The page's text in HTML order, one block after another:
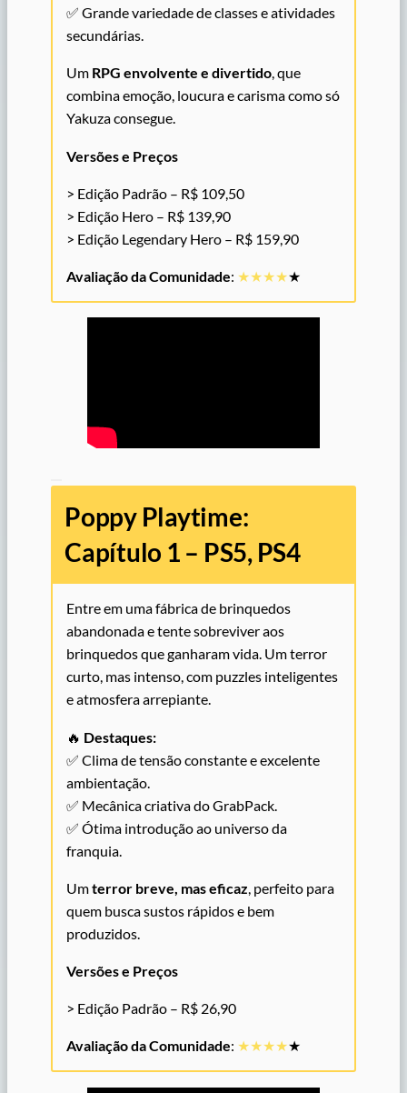
✅ Grande variedade de classes e atividades
secundárias.
Um RPG envolvente e divertido, que
combina emoção, loucura e carisma como só
Yakuza consegue.
Versões e Preços
> Edição Padrão – R$ 109,50
> Edição Hero – R$ 139,90
> Edição Legendary Hero – R$ 159,90
Avaliação da Comunidade: ★★★★★
Poppy Playtime:
Capítulo 1 – PS5, PS4
Entre em uma fábrica de brinquedos
abandonada e tente sobreviver aos
brinquedos que ganharam vida. Um terror
curto, mas intenso, com puzzles inteligentes
e atmosfera arrepiante.
🔥 Destaques:
✅ Clima de tensão constante e excelente
ambientação.
✅ Mecânica criativa do GrabPack.
✅ Ótima introdução ao universo da
franquia.
Umterror breve, mas eficaz, perfeito para
quem busca sustos rápidos e bem
produzidos.
Versões e Preços
> Edição Padrão – R$ 26,90
Avaliação da Comunidade: ★★★★★